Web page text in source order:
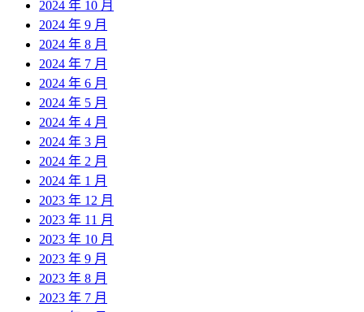
2024 年 10 月
2024 年 9 月
2024 年 8 月
2024 年 7 月
2024 年 6 月
2024 年 5 月
2024 年 4 月
2024 年 3 月
2024 年 2 月
2024 年 1 月
2023 年 12 月
2023 年 11 月
2023 年 10 月
2023 年 9 月
2023 年 8 月
2023 年 7 月